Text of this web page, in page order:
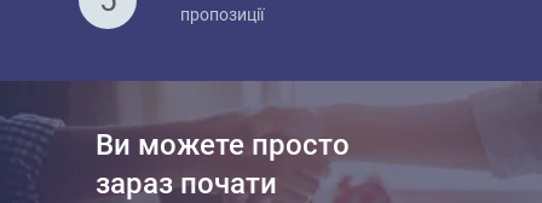
пропозиції
Ви можете просто
зараз почати